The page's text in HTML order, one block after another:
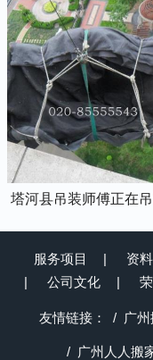
服务项目 资
公司文化
友情链接： 广
广州人人搬